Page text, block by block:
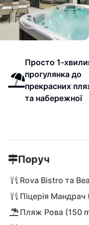
Просто 1-
прогулянка до
прекрасних
та набережної
Поруч
Rova Bistro та
Піцерія Мандрач
Пляж Рова (150